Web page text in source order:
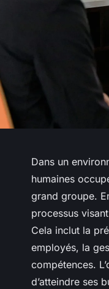
Dans un
humaines
grand groupe.
processus
Cela inclut la
employés, la
compétences.
d’atteindre ses